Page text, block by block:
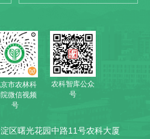
市农林科
微信视频
号
农科智库公众
号
区曙光花园中路11号农科大厦